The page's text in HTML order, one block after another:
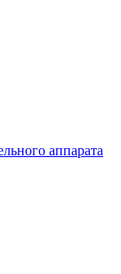
аппарата